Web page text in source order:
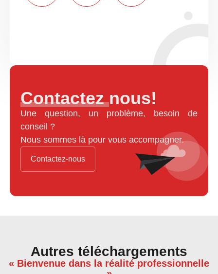
Contactez nous!
Une question, un problème, besoin de
conseil ?
Nous sommes là pour vous accompagner.
Contactez-nous
Autres téléchargements
« Bienvenue dans la réalité professionnelle